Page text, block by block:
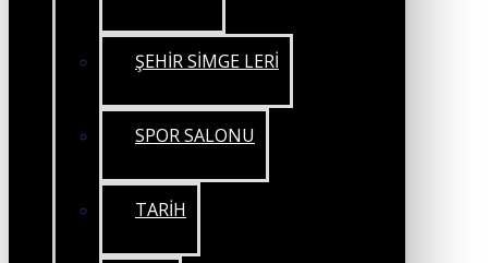
ŞEHİR SİMGE LERİ
SPOR SALONU
TARİH